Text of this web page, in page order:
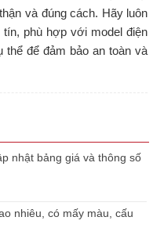
và đúng cách. Hãy luôn
phù hợp với model điện
thể để đảm bảo an toàn và
nhật bảng giá và thông số
nhiêu, có mấy màu, cấu